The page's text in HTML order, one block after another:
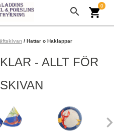
search 0
shopping_cart
/ Hattar o Haklappar
- ALLT FÖR